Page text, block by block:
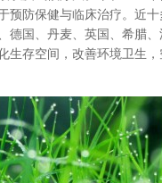
预防保健与临床治疗。近
德国、丹麦、英国、希腊
生存空间，改善环境卫生